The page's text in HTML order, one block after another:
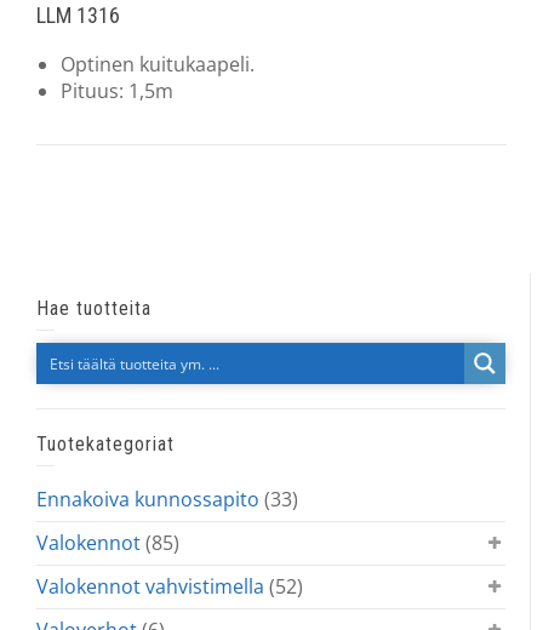
LLM 1316
Optinen kuitukaapeli.
Pituus: 1,5m
Hae tuotteita
Tuotekategoriat
Ennakoiva kunnossapito (33)
Valokennot(85)
Valokennot vahvistimella (52)